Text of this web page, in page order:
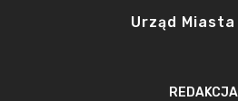
Urząd
REDAKCJA